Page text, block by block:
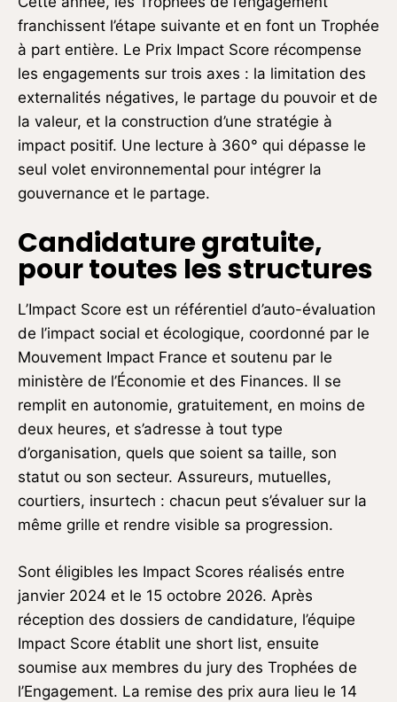
franchissent l’étape suivante et en font un Trophée
à part entière. Le Prix Impact Score récompense
les engagements sur trois axes : la limitation des
externalités négatives, le partage du pouvoir et de
la valeur, et la construction d’une stratégie à
impact positif. Une lecture à 360° qui dépasse le
seul volet environnemental pour intégrer la
gouvernance et le partage.
Candidature gratuite,
pour toutes les structures
L’Impact Score est un référentiel d’auto-évaluation
de l’impact social et écologique, coordonné par le
Mouvement Impact France et soutenu par le
ministère de l’Économie et des Finances. Il se
remplit en autonomie, gratuitement, en moins de
deux heures, et s’adresse à tout type
d’organisation, quels que soient sa taille, son
statut ou son secteur. Assureurs, mutuelles,
courtiers, insurtech : chacun peut s’évaluer sur la
même grille et rendre visible sa progression.
Sont éligibles les Impact Scores réalisés entre
janvier 2024 et le 15 octobre 2026. Après
réception des dossiers de candidature, l’équipe
Impact Score établit une short list, ensuite
soumise aux membres du jury des Trophées de
l’Engagement. La remise des prix aura lieu le 14